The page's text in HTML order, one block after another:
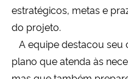
Ministério do Desenvolvimento
Controladoria-Geral da União
estratégicos, metas e
do projeto.
A equipe destacou
plano que atenda às